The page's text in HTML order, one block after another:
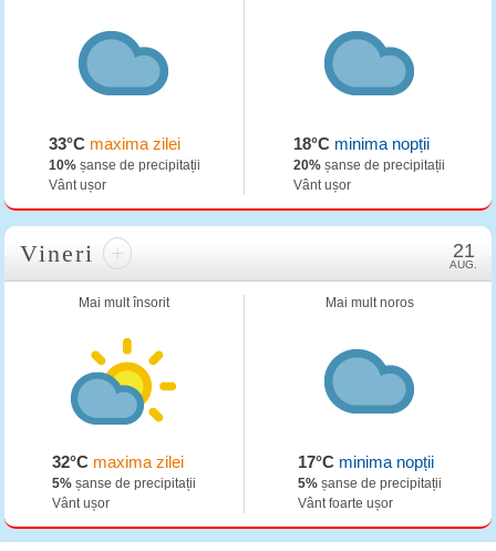
33°Cmaxima zilei
10%șanse de precipitații
Vânt ușor
18°C minima nopții
20% șanse de precipitații
Vânt ușor
Vineri + 21
AUG.
Mai mult însorit
32°C maxima zilei
5% șanse de precipitații
Vânt ușor
Mai mult noros
17°Cminima nopții
5%șanse de precipitații
Vânt foarte ușor